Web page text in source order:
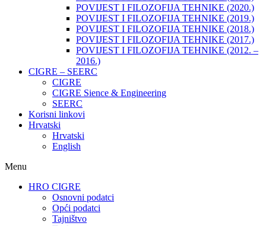
POVIJEST I FILOZOFIJA TEHNIKE (2020.)
POVIJEST I FILOZOFIJA TEHNIKE (2019.)
POVIJEST I FILOZOFIJA TEHNIKE (2018.)
POVIJEST I FILOZOFIJA TEHNIKE (2017.)
POVIJEST I FILOZOFIJA TEHNIKE (2012. –
2016.)
CIGRE – SEERC
CIGRE
CIGRE Sience & Engineering
SEERC
Korisni linkovi
Hrvatski
Hrvatski
English
Menu
HRO CIGRE
Osnovni podatci​
Opći podatci
Tajništvo